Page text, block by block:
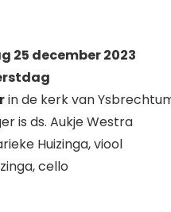
25 december 2023
in de kerk van
is ds. Aukje Westra
Huizinga, viool
cello